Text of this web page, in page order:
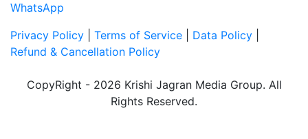
WhatsApp
Privacy Policy
Terms of Service Data Policy
Refund & Cancellation Policy
CopyRight - 2026 Krishi Jagran Media Group. All
Rights Reserved.